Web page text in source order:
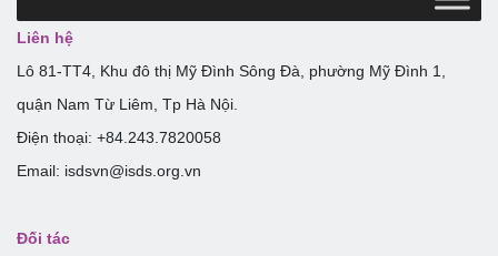
Liên hệ
Lô 81-TT4, Khu đô thị Mỹ Đình Sông Đà, phường Mỹ Đình 1,
quận Nam Từ Liêm, Tp Hà Nội.
Điện thoại: +84.243.7820058
Email: isdsvn@isds.org.vn
Đối tác